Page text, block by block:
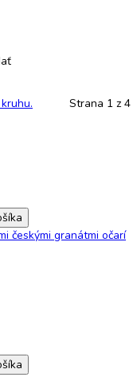
Strana 1 z 4